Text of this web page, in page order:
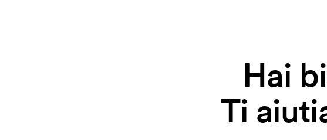
Hai
Ti